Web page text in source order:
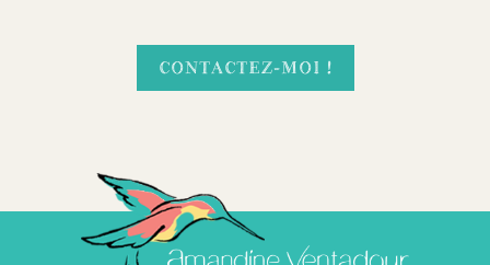
CONTACTEZ-MOI !